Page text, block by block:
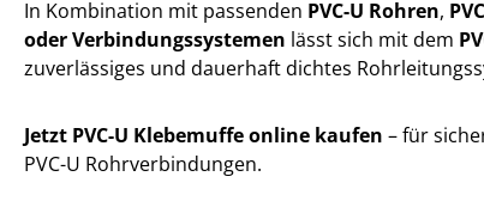
In Kombination mit passenden PVC-U Rohren,
oder Verbindungssystemen lässt sich mit dem
zuverlässiges und dauerhaft dichtes
Jetzt PVC-U Klebemuffe online kaufen – für
PVC-U Rohrverbindungen.